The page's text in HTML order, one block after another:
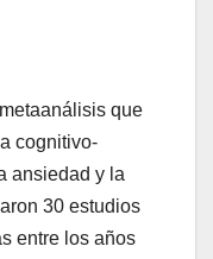
que
cognitivo-
ansiedad y la
30 estudios
entre los años